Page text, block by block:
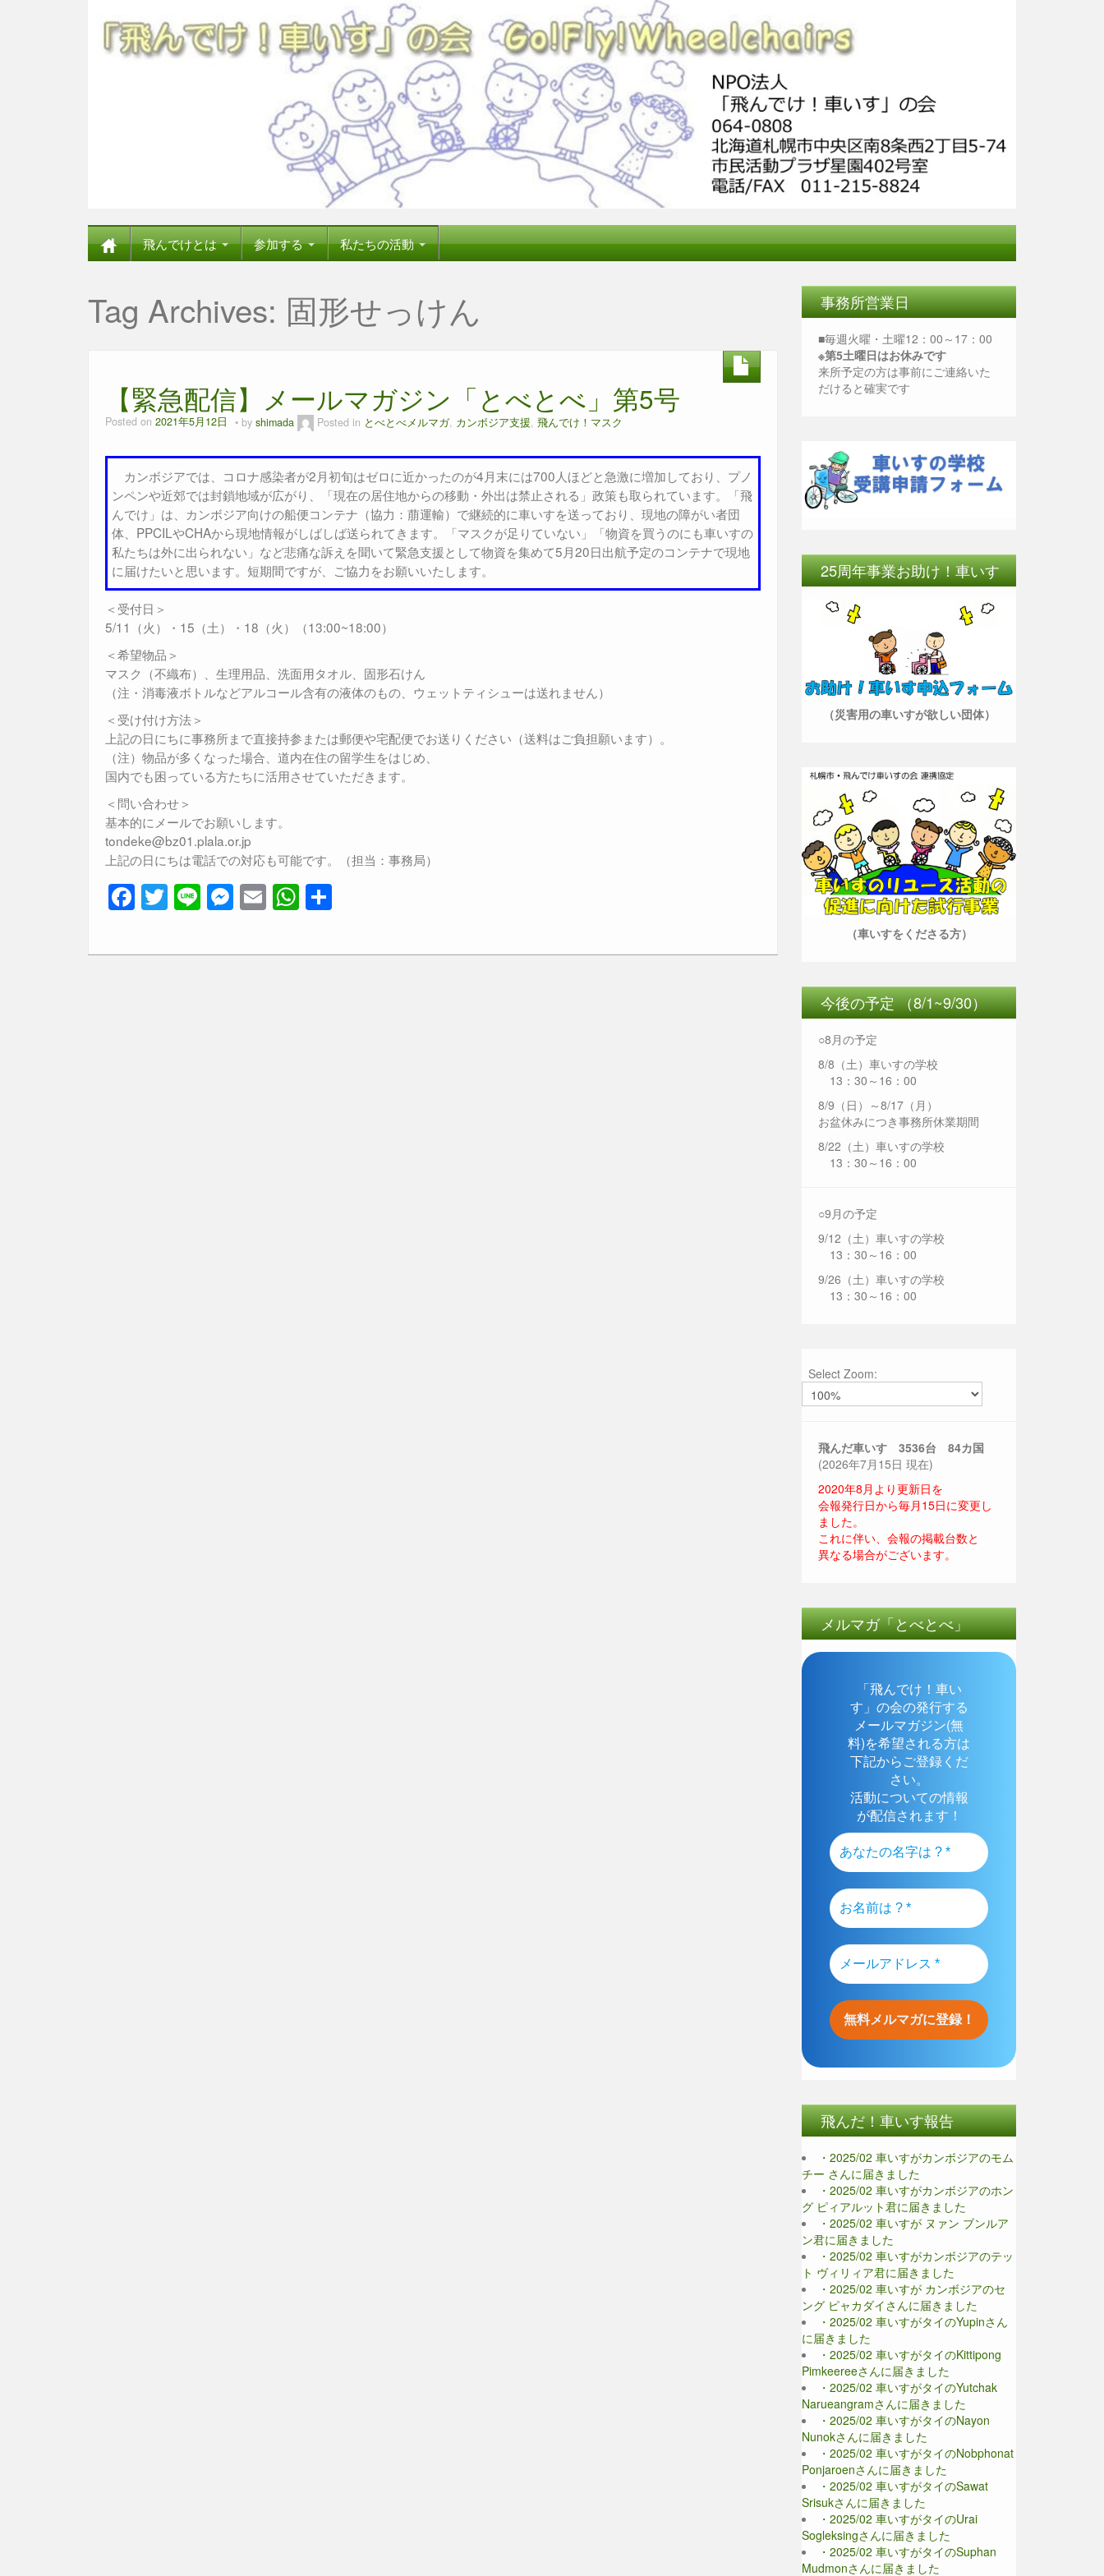
飛んでけとは 参加する 私たちの活動
Tag Archives: 固形せっけん
【緊急配信】メールマガジン「とべとべ」第5号
Posted on 2021年5月12日 by shimada Posted in とべとべメルマガ, カンボジア支援, 飛んでけ！マスク
カンボジアでは、コロナ感染者が2月初旬はゼロに近かったのが4月末には700人ほどと急激に増加しており、プノ
ンペンや近郊では封鎖地域が広がり、「現在の居住地からの移動・外出は禁止される」政策も取られています。「飛
んでけ」は、カンボジア向けの船便コンテナ（協力：萠運輸）で継続的に車いすを送っており、現地の障がい者団
体、PPCILやCHAから現地情報がしばしば送られてきます。「マスクが足りていない」「物資を買うのにも車いすの
私たちは外に出られない」など悲痛な訴えを聞いて緊急支援として物資を集めて5月20日出航予定のコンテナで現地
に届けたいと思います。短期間ですが、ご協力をお願いいたします。
＜受付日＞
5/11（火）・15（土）・18（火）（13:00~18:00）
＜希望物品＞
マスク（不織布）、生理用品、洗面用タオル、固形石けん
（注・消毒液ボトルなどアルコール含有の液体のもの、ウェットティシューは送れません）
＜受け付け方法＞
上記の日にちに事務所まで直接持参または郵便や宅配便でお送りください（送料はご負担願います）。
（注）物品が多くなった場合、道内在住の留学生をはじめ、
国内でも困っている方たちに活用させていただきます。
＜問い合わせ＞
基本的にメールでお願いします。
tondeke@bz01.plala.or.jp
上記の日にちは電話での対応も可能です。（担当：事務局）
F
a
c
T
wi
tt
Li
n
e
M
e
ss
E
m
ail
W
h
at
事務所営業日
■毎週火曜・土曜12：00～17：00
※第5土曜日はお休みです
来所予定の方は事前にご連絡いた
だけると確実です
25周年事業お助け！車いす
（災害用の車いすが欲しい団体）
（車いすをくださる方）
今後の予定 （8/1~9/30）
○8月の予定
8/8（土）車いすの学校
13：30～16：00
8/9（日）～8/17（月）
お盆休みにつき事務所休業期間
8/22（土）車いすの学校
13：30～16：00
○9月の予定
9/12（土）車いすの学校
13：30～16：00
9/26（土）車いすの学校
13：30～16：00
Select Zoom:
飛んだ車いす 3536台 84カ国
(2026年7月15日 現在)
2020年8月より更新日を
会報発行日から毎月15日に変更し
ました。
これに伴い、会報の掲載台数と
異なる場合がございます。
メルマガ「とべとべ」
「飛んでけ！車い
す」の会の発行する
メールマガジン(無
料)を希望される方は
下記からご登録くだ
さい。
活動についての情報
が配信されます！
飛んだ！車いす報告
・2025/02 車いすがカンボジアのモム
チー さんに届きました
・2025/02 車いすがカンボジアのホン
グ ピィアルット君に届きました
・2025/02 車いすが ヌァン ブンルア
ン君に届きました
・2025/02 車いすがカンボジアのテッ
ト ヴィリィア君に届きました
・2025/02 車いすが カンボジアのセ
ング ピャカダイさんに届きました
・2025/02 車いすがタイのYupinさん
に届きました
・2025/02 車いすがタイのKittipong
Pimkeereeさんに届きました
・2025/02 車いすがタイのYutchak
Narueangramさんに届きました
・2025/02 車いすがタイのNayon
Nunokさんに届きました
・2025/02 車いすがタイのNobphonat
Ponjaroenさんに届きました
・2025/02 車いすがタイのSawat
Srisukさんに届きました
・2025/02 車いすがタイのUrai
Sogleksingさんに届きました
・2025/02 車いすがタイのSuphan
Mudmonさんに届きました